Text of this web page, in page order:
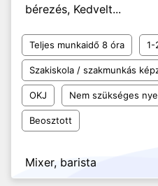
bérezés, Kedvelt...
Teljes munkaidő 8 óra 1-
Szakiskola / szakmunkás
OKJ Nem szükséges
Beosztott
Mixer, barista